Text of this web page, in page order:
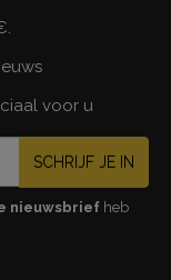
voor u
SCHRIJF JE IN
nieuwsbrief heb